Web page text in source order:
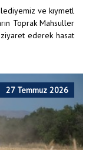
ve kıymetl
Toprak Mahsuller
ederek hasat
27 Temmuz 2026